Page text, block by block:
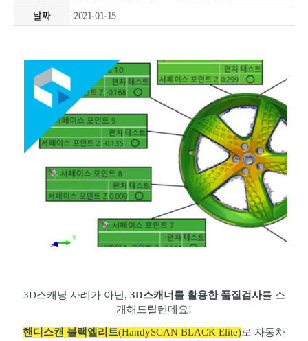
날짜 2021-01-15